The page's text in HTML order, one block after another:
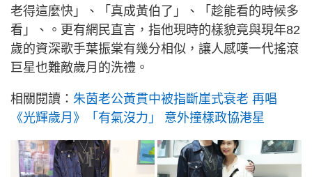
老得這麼快」、「真成黃伯了」、「趁能看的時候多
看」、。更有網民直言，指他現時的樣貌竟與現年82
歲的資深歌手葉振棠有幾分相似，讓人感嘆一代搖滾
巨星也難敵歲月的洗禮。
相關閱讀： 朱茵老公黃貫中被指斷崖式衰老 再唱
《光輝歲月》「有氣沒力」 意外撞樣政協港星